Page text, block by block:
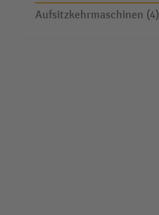
Aufsitzkehrmaschinen (4)